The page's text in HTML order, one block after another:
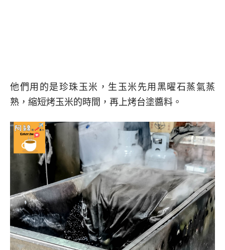
他們用的是珍珠玉米，生玉米先用黑曜石蒸氣蒸
熟，縮短烤玉米的時間，再上烤台塗醬料。